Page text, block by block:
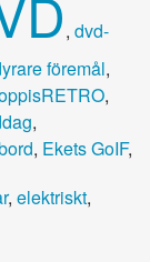
, dvd-
föremål,
,
,
, Ekets GoIF,
, elektriskt,